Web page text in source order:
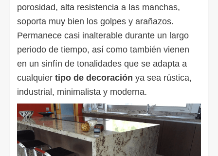
porosidad, alta resistencia a las manchas,
soporta muy bien los golpes y arañazos.
Permanece casi inalterable durante un largo
periodo de tiempo, así como también vienen
en un sinfín de tonalidades que se adapta a
cualquier tipo de decoración ya sea rústica,
industrial, minimalista y moderna.